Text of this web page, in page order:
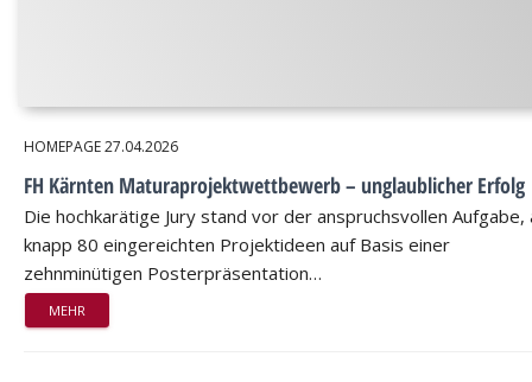
HOMEPAGE27.04.2026
FH Kärnten Maturaprojektwettbewerb – unglaublicher Erfolg
Die hochkarätige Jury stand vor der anspruchsvollen Aufgabe,
knapp 80 eingereichten Projektideen auf Basis einer
zehnminütigen Posterpräsentation…
MEHR